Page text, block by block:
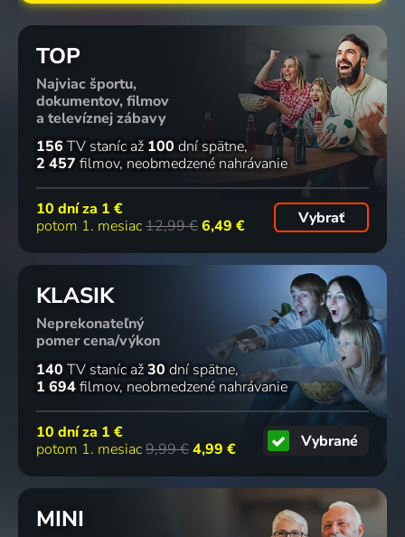
TOP
Najviac športu,
dokumentov, filmov
a televíznej zábavy
156 TV staníc až 100 dní spätne
2 457 filmov neobmedzené nahrávanie
10 dní za 1 €
potom 1. mesiac12,99 €6,49 € Vybrať
KLASIK
Neprekonateľný
pomer cena/výkon
140 TV staníc až30 dní spätne
1 694filmov neobmedzené nahrávanie
10 dní za 1 €
potom 1. mesiac9,99 €4,99 € Vybrané
MINI